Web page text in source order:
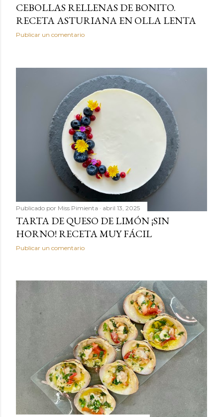
CEBOLLAS RELLENAS DE BONITO.
RECETA ASTURIANA EN OLLA LENTA
Publicar un comentario
Publicado por Miss Pimienta abril 13, 2025
TARTA DE QUESO DE LIMÓN ¡SIN
HORNO! RECETA MUY FÁCIL
Publicar un comentario